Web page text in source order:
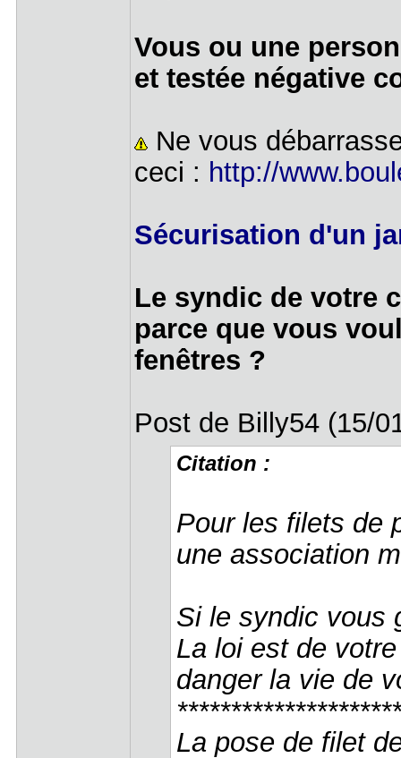
Vous ou une
et testée négative
Ne vous
ceci : http://
Sécurisation d'un
Le syndic de votre
parce que vous
fenêtres ?
Post de Billy54 (15/
Citation :
Pour les filets de
une association
Si le syndic vous
La loi est de
danger la vie de
La pose de filet